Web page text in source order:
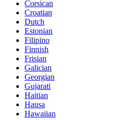
Corsican
Croatian
Dutch
Estonian
Filipino
Finnish
Frisian
Galician
Georgian
Gujarati
Haitian
Hausa
Hawaiian